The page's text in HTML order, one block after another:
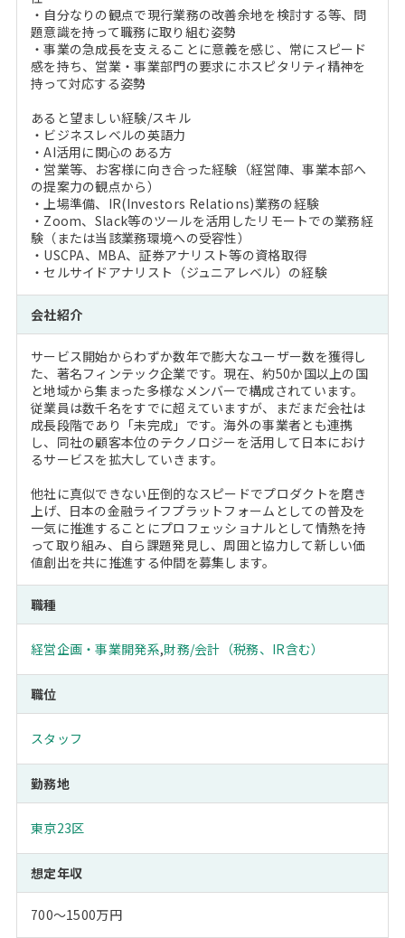
・自分なりの観点で現行業務の改善余地を検討する等、問
題意識を持って職務に取り組む姿勢
・事業の急成長を支えることに意義を感じ、常にスピード
感を持ち、営業・事業部門の要求にホスピタリティ精神を
持って対応する姿勢
あると望ましい経験/スキル
・ビジネスレベルの英語力
・AI活用に関心のある方
・営業等、お客様に向き合った経験（経営陣、事業本部へ
の提案力の観点から）
・上場準備、IR(Investors Relations)業務の経験
・Zoom、Slack等のツールを活用したリモートでの業務経
験（または当該業務環境への受容性）
・USCPA、MBA、証券アナリスト等の資格取得
・セルサイドアナリスト（ジュニアレベル）の経験
会社紹介
サービス開始からわずか数年で膨大なユーザー数を獲得し
た、著名フィンテック企業です。現在、約50か国以上の国
と地域から集まった多様なメンバーで構成されています。
従業員は数千名をすでに超えていますが、まだまだ会社は
成長段階であり「未完成」です。海外の事業者とも連携
し、同社の顧客本位のテクノロジーを活用して日本におけ
るサービスを拡大していきます。
他社に真似できない圧倒的なスピードでプロダクトを磨き
上げ、日本の金融ライフプラットフォームとしての普及を
一気に推進することにプロフェッショナルとして情熱を持
って取り組み、自ら課題発見し、周囲と協力して新しい価
値創出を共に推進する仲間を募集します。
職種
経営企画・事業開発系,財務/会計（税務、IR含む）
職位
スタッフ
勤務地
東京23区
想定年収
700～1500万円